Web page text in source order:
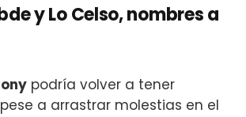
y Lo Celso, nombres a
podría volver a tener
a arrastrar molestias en el